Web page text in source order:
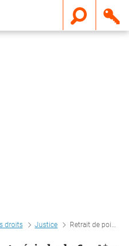
droits Justice Retrait de point pendant période de 6 mois d'invalidation du permis